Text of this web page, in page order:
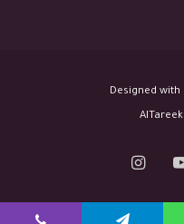
Designed with
AlTareek
‫YouTube